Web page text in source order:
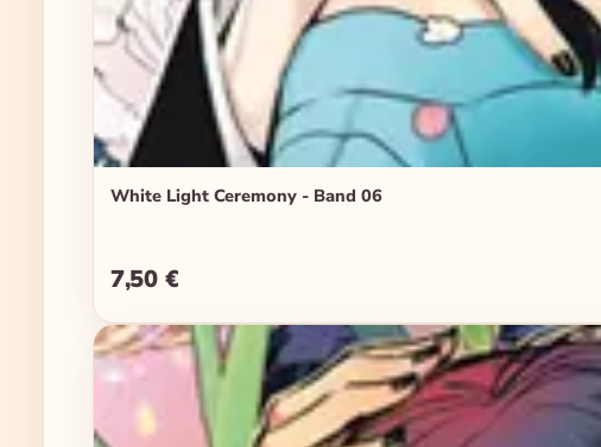
White Light Ceremony - Band 06
Regulärer Preis:
7,50 €